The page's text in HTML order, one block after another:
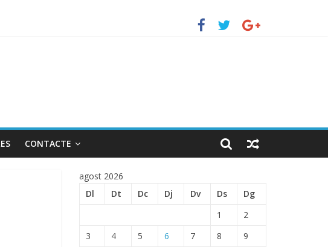
CONTACTE
agost 2026
Dl
Dt Dc Dj Dv Ds
Dg
1
2
3
4 5 6 7 8
9